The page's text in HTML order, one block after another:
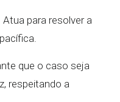
Atua para resolver a
que o caso seja
respeitando a